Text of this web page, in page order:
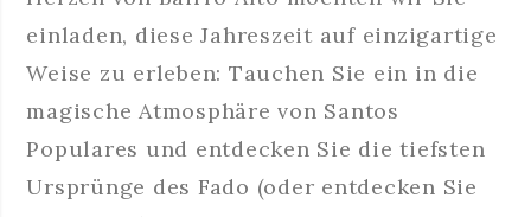
einladen, diese Jahreszeit auf einzigartige
Weise zu erleben: Tauchen Sie ein in die
magische Atmosphäre von Santos
Populares und entdecken Sie die tiefsten
Ursprünge des Fado (oder entdecken Sie